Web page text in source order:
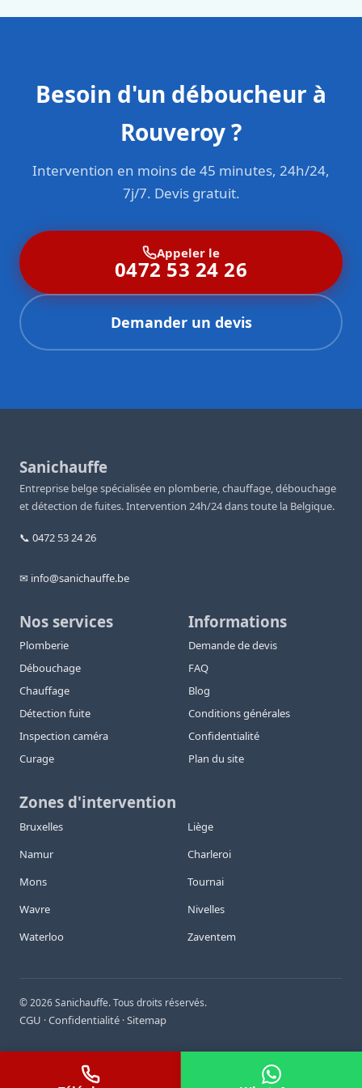
Besoin d'un déboucheur à
Rouveroy ?
Intervention en moins de 45 minutes, 24h/24,
7j/7. Devis gratuit.
Appeler le
0472 53 24 26
Demander un devis
Sanichauffe
Entreprise belge spécialisée en plomberie, chauffage, débouchage
et détection de fuites. Intervention 24h/24 dans toute la Belgique.
📞 0472 53 24 26
✉ info@sanichauffe.be
Nos services
Plomberie
Débouchage
Chauffage
Détection fuite
Inspection caméra
Curage
Informations
Demande de devis
FAQ
Blog
Conditions générales
Confidentialité
Plan du site
Zones d'intervention
Bruxelles
Liège
Namur
Charleroi
Mons
Tournai
Wavre
Nivelles
Waterloo
Zaventem
©2026Sanichauffe. Tous droits réservés.
CGU ·Confidentialité ·Sitemap